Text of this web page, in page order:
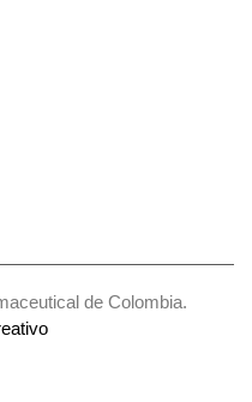
de Colombia.